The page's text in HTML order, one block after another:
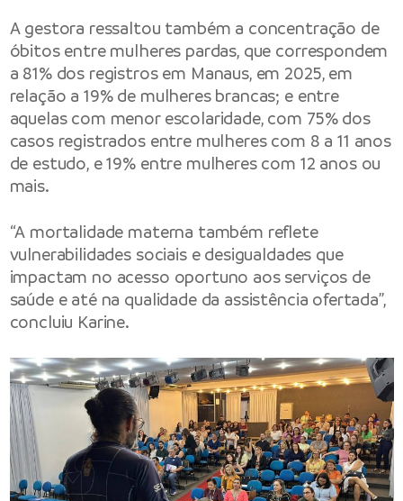
A gestora ressaltou também a concentração de
óbitos entre mulheres pardas, que correspondem
a 81% dos registros em Manaus, em 2025, em
relação a 19% de mulheres brancas; e entre
aquelas com menor escolaridade, com 75% dos
casos registrados entre mulheres com 8 a 11 anos
de estudo, e 19% entre mulheres com 12 anos ou
mais.
“A mortalidade materna também reflete
vulnerabilidades sociais e desigualdades que
impactam no acesso oportuno aos serviços de
saúde e até na qualidade da assistência ofertada”,
concluiu Karine.